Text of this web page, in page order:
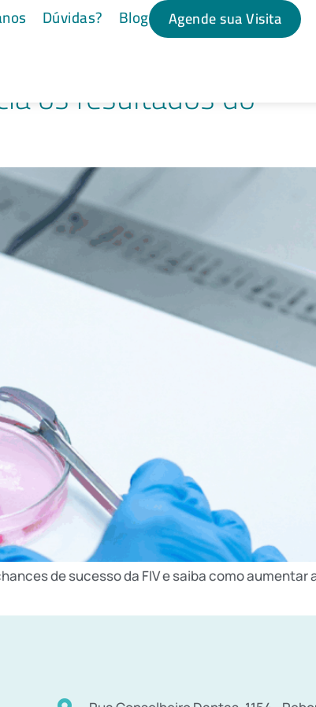
Dúvidas? Blog Agende sua Visita
os resultados do
de sucesso da FIV e saiba como aumentar